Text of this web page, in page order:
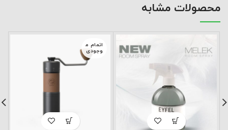
محصولات مشابه
اتمام م
وجودی